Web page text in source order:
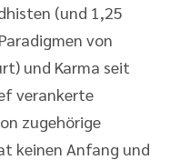
(und 1,25
von
und Karma seit
verankerte
zugehörige
keinen Anfang und